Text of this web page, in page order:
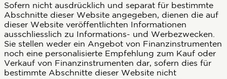
Sofern nicht ausdrücklich und separat für bestimmte
Abschnitte dieser Website angegeben, dienen die auf
dieser Website veröffentlichten Informationen
ausschliesslich zu Informations- und Werbezwecken.
Sie stellen weder ein Angebot von Finanzinstrumenten
noch eine personalisierte Empfehlung zum Kauf oder
Verkauf von Finanzinstrumenten dar, sofern dies für
bestimmte Abschnitte dieser Website nicht